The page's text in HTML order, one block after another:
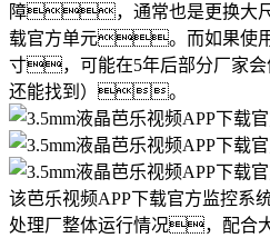
障，通常也是更换大尺
载官方单元。而如果使
寸，可能在5年后部分厂家会
还能找到）。
该芭乐视频APP下载官方监控
处理厂整体运行情况，配